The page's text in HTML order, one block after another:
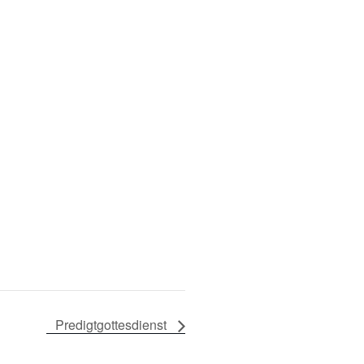
Predigtgottesdienst